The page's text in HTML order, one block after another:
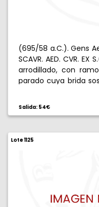
(695/58 a.C.). Gens
SCAVR. AED. CVR. EX
arrodillado, con
parado cuya brida
al paso a izquierda,
MBC.
Salida: 54€
Lote 1125